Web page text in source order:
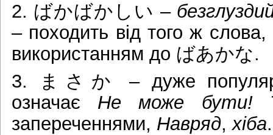
2. ばかばかしい –
– походить від того ж
використанням до ばあかな.
3. まさか – дуже
означає Не може бути!
запереченнями, Навряд,хіба.